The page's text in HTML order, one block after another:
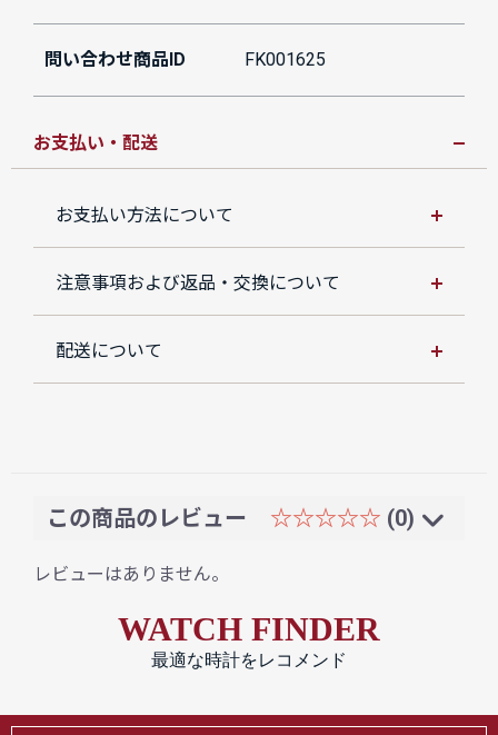
問い合わせ商品ID FK001625
お支払い・配送
お支払い方法について
注意事項および返品・交換について
配送について
この商品のレビュー ☆☆☆☆☆ (0)
レビューはありません。
WATCH FINDER
最適な時計をレコメンド